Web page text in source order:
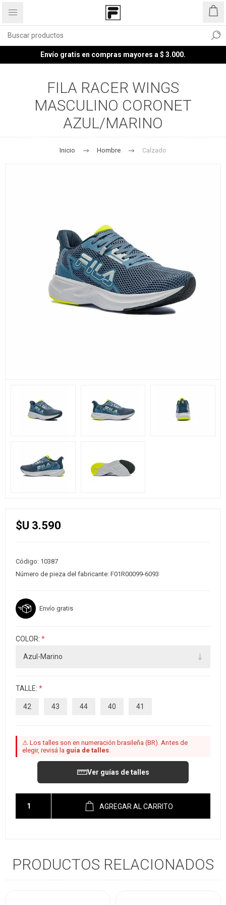
Envío gratis en compras mayores a $ 3.000.
FILA RACER WINGS
MASCULINO CORONET
AZUL/MARINO
Inicio Hombre Calzado
$U 3.590
Código: 10387
Número de pieza del fabricante: F01R00099-6093
Envío gratis
COLOR: *
TALLE: *
42 43 44 40 41
⚠ Los talles son en numeración brasileña (BR). Antes de
elegir, revisá la guía de talles
Ver guías de talles
AGREGAR AL CARRITO
PRODUCTOS RELACIONADOS